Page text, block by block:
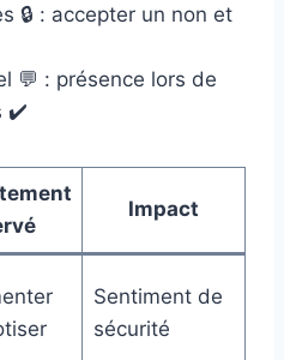
🔒 : accepter un non et
💬 : présence lors de
✔️
Impact
Sentiment de
sécurité